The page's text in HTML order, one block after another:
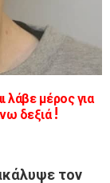
μέρος για
δεξιά !
τον